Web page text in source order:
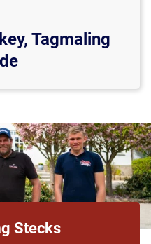
Tagmaling
Stecks